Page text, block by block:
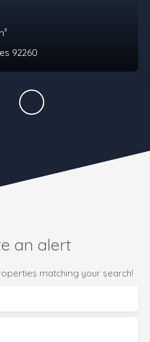
92260
an alert
matching your search!